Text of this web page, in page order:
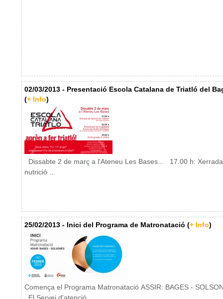
02/03/2013 - Presentació Escola Catalana de Triatló del
(+ Info)
Dissabte 2 de març a l'Ateneu Les Bases... 17.00 h:
nutrició ...
25/02/2013 - Inici del Programa de Matronatació (+ Info)
Comença el Programa Matronatació ASSIR: BAGES -